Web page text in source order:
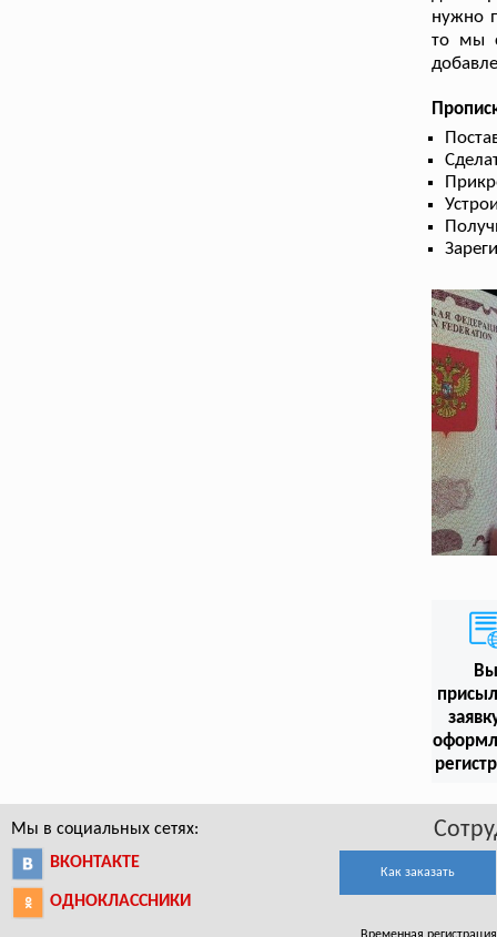
нужно
то мы
Вы
Мы в социальных сетях:
ВКОНТАКТЕ
ОДНОКЛАССНИКИ
Как заказать